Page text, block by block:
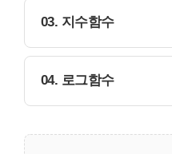
03. 지수함수
04. 로그함수